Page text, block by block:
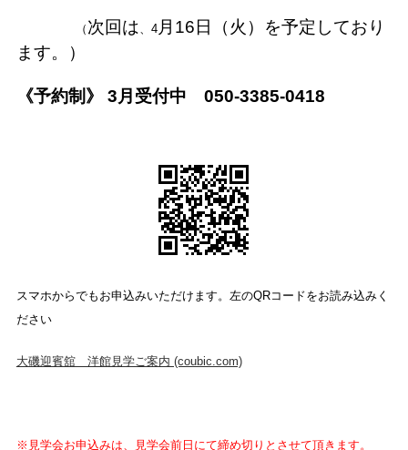
（ 次回は、4月16日（火）を予定しており
ます。）
《予約制》 3月受付中 050-3385-0418
スマホからでもお申込みいただけます。左のQRコードをお読み込みく
ださい
大磯迎賓舘 洋館見学ご案内 (coubic.com)
※見学会お申込みは、見学会前日にて締め切りとさせて頂きます。